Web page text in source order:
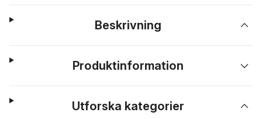
Beskrivning
Produktinformation
Utforska kategorier